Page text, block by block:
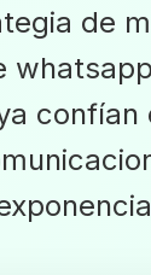
de